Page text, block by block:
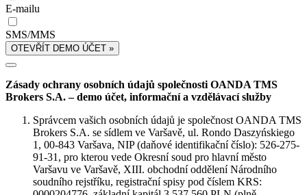
E-mailu
SMS/MMS
OTEVŘÍT DEMO ÚČET »
Zásady ochrany osobních údajů společnosti OANDA TMS
Brokers S.A. – demo účet, informační a vzdělávací služby
Správcem vašich osobních údajů je společnost OANDA TMS
Brokers S.A. se sídlem ve Varšavě, ul. Rondo Daszyńskiego
1, 00-843 Varšava, NIP (daňové identifikační číslo): 526-275-
91-31, pro kterou vede Okresní soud pro hlavní město
Varšavu ve Varšavě, XIII. obchodní oddělení Národního
soudního rejstříku, registrační spisy pod číslem KRS: